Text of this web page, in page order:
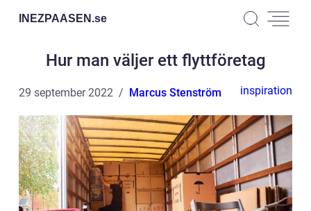
INEZPAASEN.se
Hur man väljer ett flyttföretag
29 september 2022 Marcus Stenström inspiration